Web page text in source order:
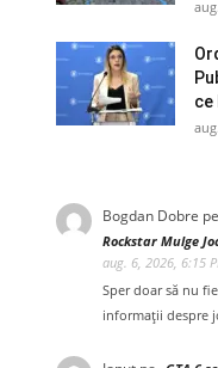
ce
Bogdan Dobre pe
Rockstar Mulge
aug. 6, 2026, 6:15
Sper doar să nu
informații despre